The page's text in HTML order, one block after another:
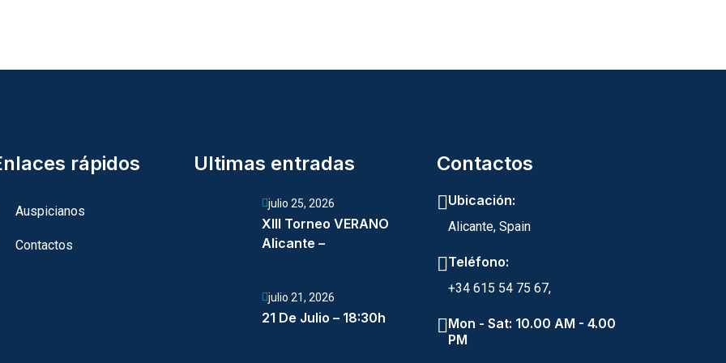
rápidos
Auspicianos
Contactos
Ultimas entradas
julio 25, 2026
XIII Torneo VERANO
Alicante –
julio 21, 2026
21 De Julio – 18:30h
Contactos
Ubicación:
Alicante, Spain
Teléfono:
+34 615 54 75 67,
Mon - Sat: 10.00 AM - 4.00
PM